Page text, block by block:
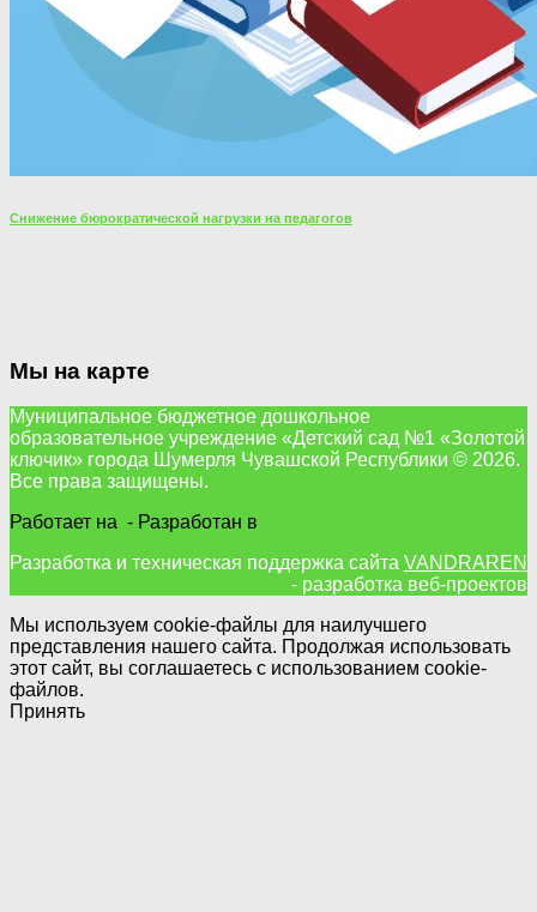
Снижение бюрократической нагрузки на педагогов
Мы на карте
Муниципальное бюджетное дошкольное
образовательное учреждение «Детский сад №1 «Золотой
ключик» города Шумерля Чувашской Республики © 2026.
Все права защищены.
Работает на - Разработан в
Разработка и техническая поддержка сайта VANDRAREN
- разработка веб-проектов
Мы используем cookie-файлы для наилучшего
представления нашего сайта. Продолжая использовать
этот сайт, вы соглашаетесь с использованием cookie-
файлов.
Принять